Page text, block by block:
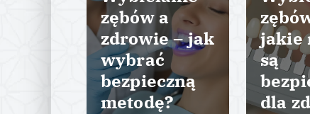
zębów a
zdrowie – jak
wybrać
bezpieczną
metodę?
jakie
są
dla